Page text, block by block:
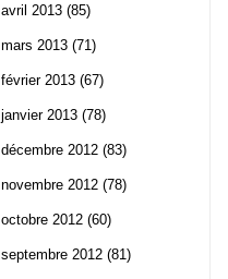
avril 2013 (85)
mars 2013 (71)
février 2013 (67)
janvier 2013 (78)
décembre 2012 (83)
novembre 2012 (78)
octobre 2012 (60)
septembre 2012 (81)